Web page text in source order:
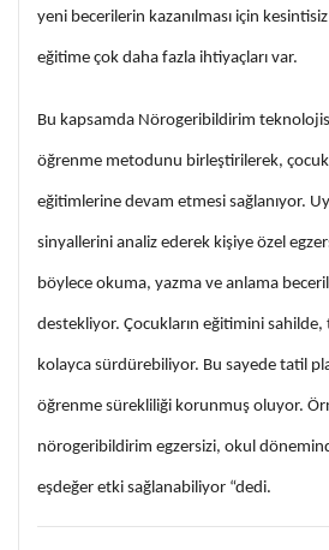
yeni becerilerin kazanılması için
eğitime çok daha fazla ihtiyaçları var.
Bu kapsamda Nörogeribildirim
öğrenme metodunu birleştirilerek,
eğitimlerine devam etmesi sağlanıyor.
sinyallerini analiz ederek kişiye özel
böylece okuma, yazma ve anlama
destekliyor. Çocukların eğitimini
kolayca sürdürebiliyor. Bu sayede tatil
öğrenme sürekliliği korunmuş oluyor.
nörogeribildirim egzersizi, okul
eşdeğer etki sağlanabiliyor “dedi.